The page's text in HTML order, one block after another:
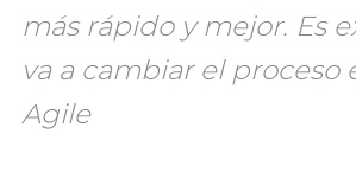
más rápido y mejor. Es
va a cambiar el proceso
Agile